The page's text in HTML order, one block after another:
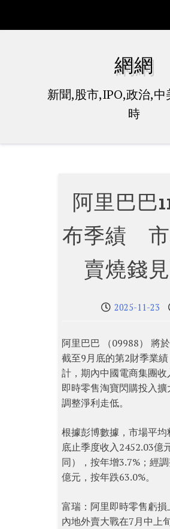
網網
新聞,股市,IPO,政治,
時
阿里巴巴
布季績 市
賣燒錢
2025-11-23
阿里巴巴 （09988） 將
截至9月底的第2財季業
計，期內中國電商集團
即時零售淘寶閃購投入
調整淨利走低。
根據彭博數據，市場平均
底止季度收入2452.03億
同），按年增3.7%；經
億元，按年跌63.0%。
富瑞：阿里即時零售虧
內地外賣大戰在7月中上